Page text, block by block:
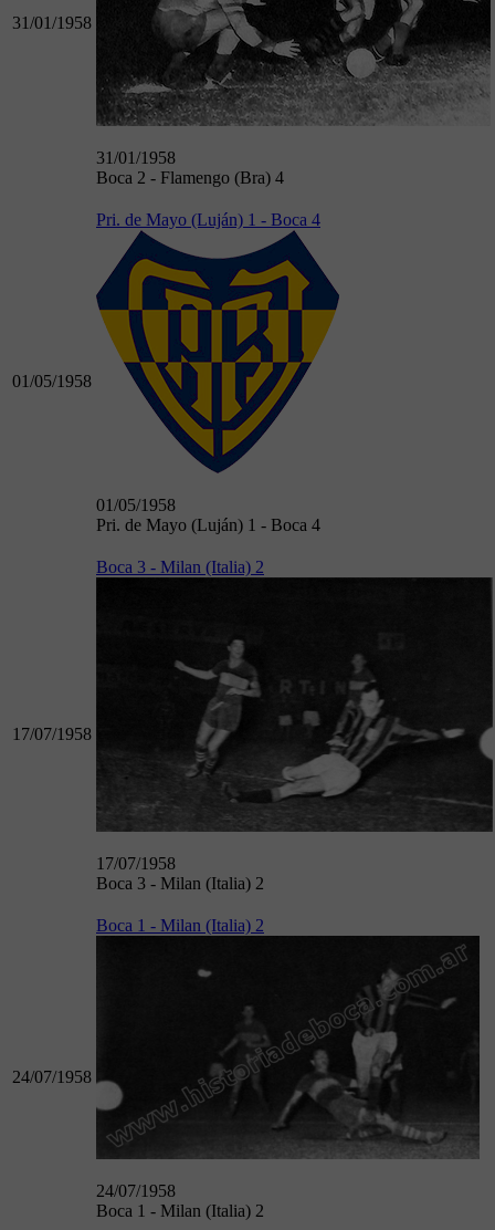
31/01/1958
31/01/1958
Boca 2 - Flamengo (Bra) 4
01/05/1958
Pri. de Mayo (Luján) 1 - Boca 4
01/05/1958
Pri. de Mayo (Luján) 1 - Boca 4
17/07/1958
Boca 3 - Milan (Italia) 2
17/07/1958
Boca 3 - Milan (Italia) 2
24/07/1958
Boca 1 - Milan (Italia) 2
24/07/1958
Boca 1 - Milan (Italia) 2